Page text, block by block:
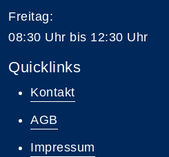
Freitag:
08:30 Uhr bis 12:30 Uhr
Quicklinks
Kontakt
AGB
Impressum